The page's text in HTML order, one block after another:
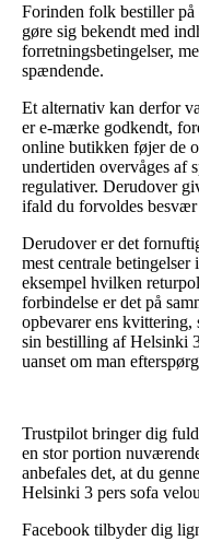
Forinden folk bestiller
gøre sig bekendt med
forretningsbetingelser,
spændende.
Et alternativ kan derfor
er e-mærke godkendt,
online butikken føjer de
undertiden overvåges af
regulativer. Derudover
ifald du forvoldes
Derudover er det
mest centrale
eksempel hvilken
forbindelse er det på
opbevarer ens kvittering,
sin bestilling af Helsinki
uanset om man
Trustpilot bringer dig
en stor portion
anbefales det, at du
Helsinki 3 pers sofa
Facebook tilbyder dig